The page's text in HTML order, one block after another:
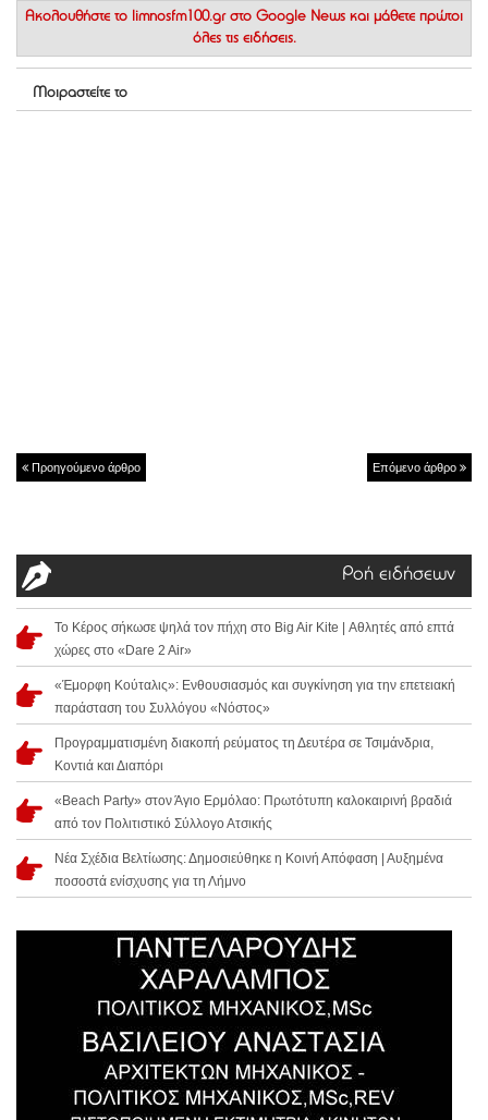
Ακολουθήστε το limnosfm100.gr στο Google News και μάθετε πρώτοι
όλες τις ειδήσεις.
Μοιραστείτε το
Προηγούμενο άρθρο Επόμενο άρθρο
Ροή ειδήσεων
Το Κέρος σήκωσε ψηλά τον πήχη στο Big Air Kite | Αθλητές από επτά
χώρες στο «Dare 2 Air»
«Έμορφη Κούταλις»: Ενθουσιασμός και συγκίνηση για την επετειακή
παράσταση του Συλλόγου «Νόστος»
Προγραμματισμένη διακοπή ρεύματος τη Δευτέρα σε Τσιμάνδρια,
Κοντιά και Διαπόρι
«Beach Party» στον Άγιο Ερμόλαο: Πρωτότυπη καλοκαιρινή βραδιά
από τον Πολιτιστικό Σύλλογο Ατσικής
Νέα Σχέδια Βελτίωσης: Δημοσιεύθηκε η Κοινή Απόφαση | Αυξημένα
ποσοστά ενίσχυσης για τη Λήμνο